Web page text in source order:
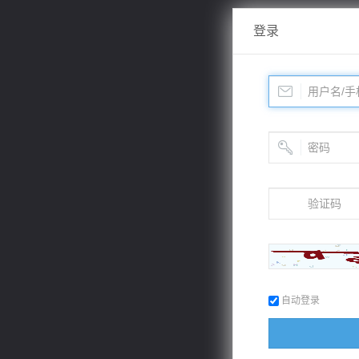
登录
自动登录